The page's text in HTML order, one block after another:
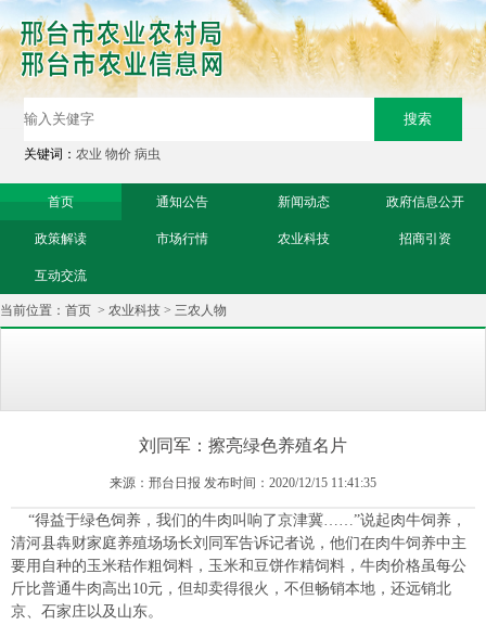
关键词：农业 物价 病虫
首页 通知公告 新闻动态 政府信息公开
政策解读 市场行情 农业科技 招商引资
互动交流
当前位置： 首页 > 农业科技 > 三农人物
刘同军：擦亮绿色养殖名片
来源：邢台日报 发布时间：2020/12/15 11:41:35
“得益于绿色饲养，我们的牛肉叫响了京津冀……”说起肉牛饲养，
清河县犇财家庭养殖场场长刘同军告诉记者说，他们在肉牛饲养中主
要用自种的玉米秸作粗饲料，玉米和豆饼作精饲料，牛肉价格虽每公
斤比普通牛肉高出10元，但却卖得很火，不但畅销本地，还远销北
京、石家庄以及山东。